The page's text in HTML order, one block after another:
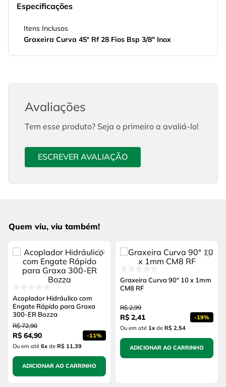
Especificações
Itens Inclusos
Graxeira Curva 45º Rf 28 Fios Bsp 3/8" Inox
Avaliações
Tem esse produto? Seja o primeiro a avaliá-lo!
ESCREVER AVALIAÇÃO
Quem viu, viu também!
Acoplador Hidráulico com
Engate Rápido para Graxa
300-ER Bozza
R$ 72,90
R$ 64,90 -11%
Ou em até 6x de R$ 11,39
ADICIONAR AO CARRINHO
Graxeira Curva 90° 10 x 1mm
CM8 RF
R$ 2,99
R$ 2,41 -19%
Ou em até 1x de R$ 2,54
ADICIONAR AO CARRINHO